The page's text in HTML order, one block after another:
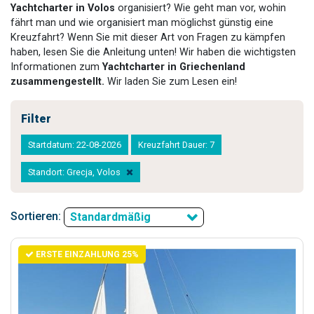
Yachtcharter in Volos organisiert? Wie geht man vor, wohin
fährt man und wie organisiert man möglichst günstig eine
Kreuzfahrt? Wenn Sie mit dieser Art von Fragen zu kämpfen
haben, lesen Sie die Anleitung unten! Wir haben die wichtigsten
Informationen zumYachtcharter in Griechenland
zusammengestellt. Wir laden Sie zum Lesen ein!
Filter
Startdatum: 22-08-2026 Kreuzfahrt Dauer: 7
Standort: Grecja, Volos
Sortieren: Standardmäßig
ERSTE EINZAHLUNG 25%